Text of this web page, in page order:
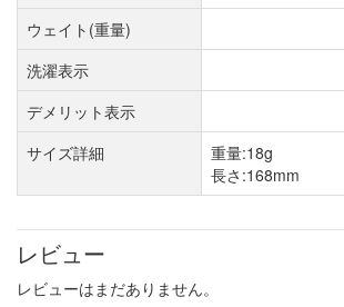
ウェイト(重量)
洗濯表示
デメリット表示
サイズ詳細
重量:18g
長さ:168mm
レビュー
レビューはまだありません。